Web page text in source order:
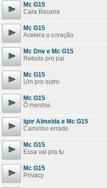
Mc G15
Cara Bacana
Mc G15
Acelera o coração
Mc Dnv e Mc G15
Rebola pro pai
Mc G15
Um pro outro
Mc G15
Ô menina
Igor Almeida e Mc G15
Caminho errado
Mc G15
Essa vai pra tu
Mc G15
Privacy